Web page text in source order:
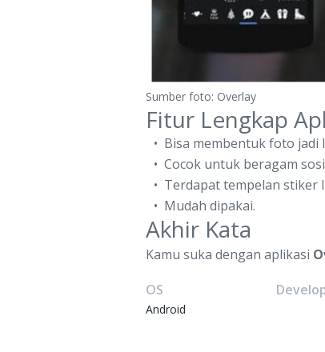
Sumber foto: Overlay
Fitur Lengkap
Bisa membentuk foto jadi
Cocok untuk beragam
Terdapat tempelan stiker
Mudah dipakai.
Akhir Kata
Kamu suka dengan aplikasi
OS
Android